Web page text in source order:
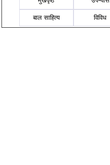
बाल साहित्य विविध